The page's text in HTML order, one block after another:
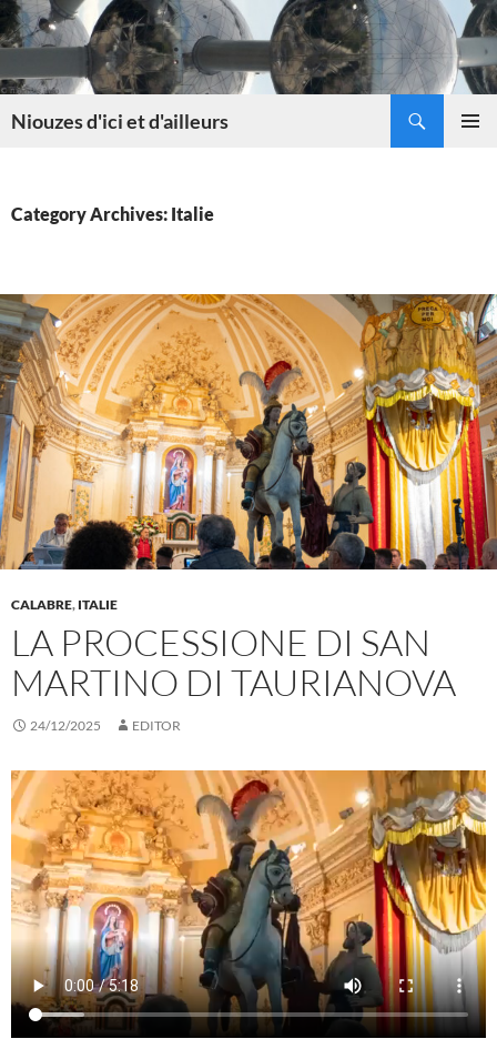
Skip
to
Niouzes d'ici et d'ailleurs
Category Archives: Italie
CALABRE, ITALIE
LA PROCESSIONE DI SAN
MARTINO DI TAURIANOVA
24/12/2025 EDITOR